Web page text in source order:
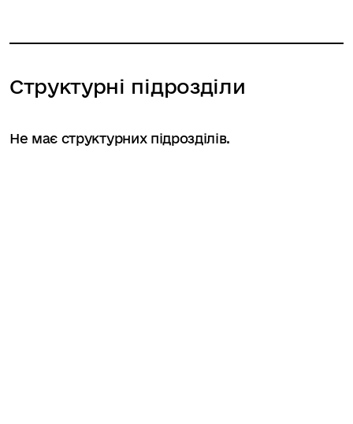
Структурні підрозділи
Не має структурних підрозділів.